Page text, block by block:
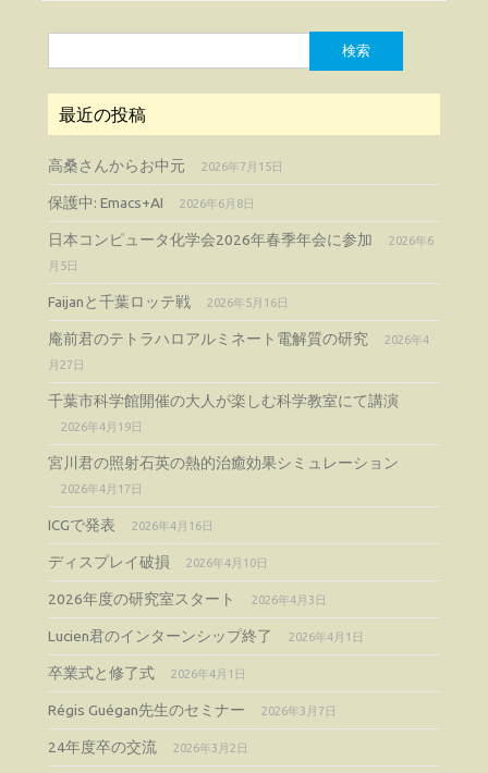
索:
最近の投稿
高桑さんからお中元 2026年7月15日
保護中: Emacs+AI 2026年6月8日
日本コンピュータ化学会2026年春季年会に参加
2026年6
月5日
Faijanと千葉ロッテ戦 2026年5月16日
庵前君のテトラハロアルミネート電解質の研究
2026年4
月27日
千葉市科学館開催の大人が楽しむ科学教室にて講演
2026年4月19日
宮川君の照射石英の熱的治癒効果シミュレーション
2026年4月17日
ICGで発表 2026年4月16日
ディスプレイ破損 2026年4月10日
2026年度の研究室スタート 2026年4月3日
Lucien君のインターンシップ終了 2026年4月1日
卒業式と修了式 2026年4月1日
Régis Guégan先生のセミナー 2026年3月7日
24年度卒の交流 2026年3月2日